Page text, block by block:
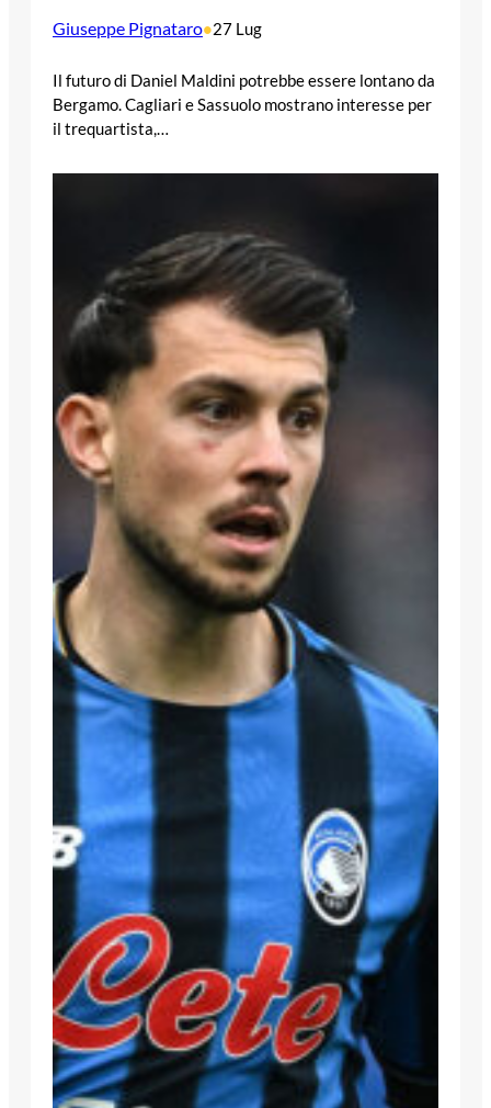
Giuseppe Pignataro•27 Lug
Il futuro di Daniel Maldini potrebbe essere lontano da
Bergamo. Cagliari e Sassuolo mostrano interesse per
il trequartista,…